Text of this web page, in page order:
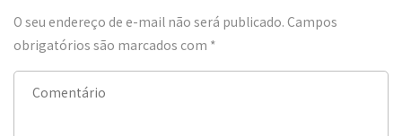
O seu endereço de e-mail não será publicado. Campos
obrigatórios são marcados com *